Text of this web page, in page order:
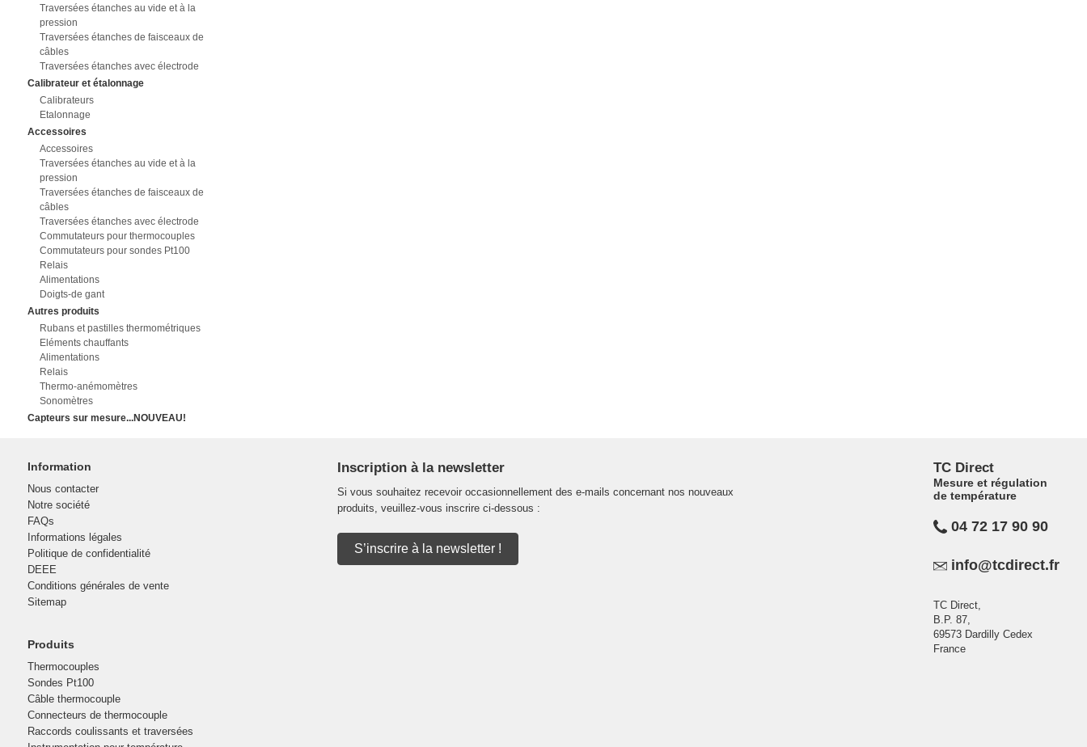
Traversées étanches au vide et à la
pression
Traversées étanches de faisceaux de
câbles
Traversées étanches avec électrode
Calibrateur et étalonnage
Calibrateurs
Etalonnage
Accessoires
Accessoires
Traversées étanches au vide et à la
pression
Traversées étanches de faisceaux de
câbles
Traversées étanches avec électrode
Commutateurs pour thermocouples
Commutateurs pour sondes Pt100
Relais
Alimentations
Doigts-de gant
Autres produits
Rubans et pastilles thermométriques
Eléments chauffants
Alimentations
Relais
Thermo-anémomètres
Sonomètres
Capteurs sur mesure...NOUVEAU!
Information
Nous contacter
Notre société
FAQs
Informations légales
Politique de confidentialité
DEEE
Conditions générales de vente
Sitemap
Produits
Thermocouples
Sondes Pt100
Câble thermocouple
Connecteurs de thermocouple
Raccords coulissants et traversées
Inscription à la newsletter
Si vous souhaitez recevoir occasionnellement des e-mails concernant nos nouveaux
produits, veuillez-vous inscrire ci-dessous :
S’inscrire à la newsletter !
TC Direct
Mesure et régulation
de température
04 72 17 90 90
info@tcdirect.fr
TC Direct,
B.P. 87,
69573 Dardilly Cedex
France